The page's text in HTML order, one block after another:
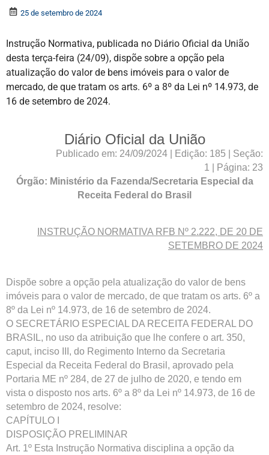
25 de setembro de 2024
Instrução Normativa, publicada no Diário Oficial da União
desta terça-feira (24/09), dispõe sobre a opção pela
atualização do valor de bens imóveis para o valor de
mercado, de que tratam os arts. 6º a 8º da Lei nº 14.973, de
16 de setembro de 2024.
Diário Oficial da União
Publicado em: 24/09/2024 | Edição: 185 | Seção:
1 | Página: 23
Órgão: Ministério da Fazenda/Secretaria Especial da
Receita Federal do Brasil
INSTRUÇÃO NORMATIVA RFB Nº 2.222, DE 20 DE
SETEMBRO DE 2024
Dispõe sobre a opção pela atualização do valor de bens
imóveis para o valor de mercado, de que tratam os arts. 6º a
8º da Lei nº 14.973, de 16 de setembro de 2024.
O SECRETÁRIO ESPECIAL DA RECEITA FEDERAL DO
BRASIL, no uso da atribuição que lhe confere o art. 350,
caput, inciso III, do Regimento Interno da Secretaria
Especial da Receita Federal do Brasil, aprovado pela
Portaria ME nº 284, de 27 de julho de 2020, e tendo em
vista o disposto nos arts. 6º a 8º da Lei nº 14.973, de 16 de
setembro de 2024, resolve:
CAPÍTULO I
DISPOSIÇÃO PRELIMINAR
Art. 1º Esta Instrução Normativa disciplina a opção da